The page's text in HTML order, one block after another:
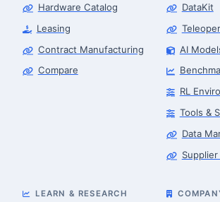
Hardware Catalog
Leasing
Contract Manufacturing
Compare
DataKit
AI
RL
Tools &
Data
Supplier
LEARN & RESEARCH